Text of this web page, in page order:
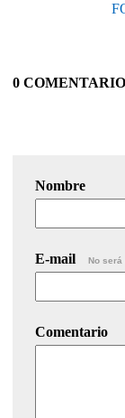
0
Nombre
E-mail No será
Comentario